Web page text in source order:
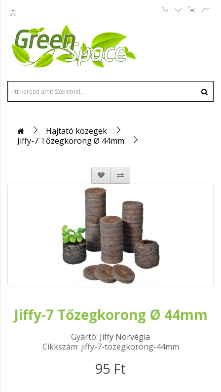
Hajtató közegek
Jiffy-7 Tőzegkorong Ø 44mm
Jiffy-7 Tőzegkorong Ø 44mm
Gyártó: Jiffy Norvégia
Cikkszám: jiffy-7-tozegkorong-44mm
95 Ft